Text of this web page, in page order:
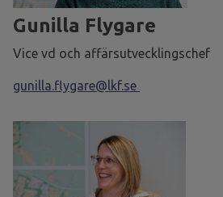
Gunilla Flygare
Vice vd och affärsutvecklingschef
gunilla.flygare@lkf.se